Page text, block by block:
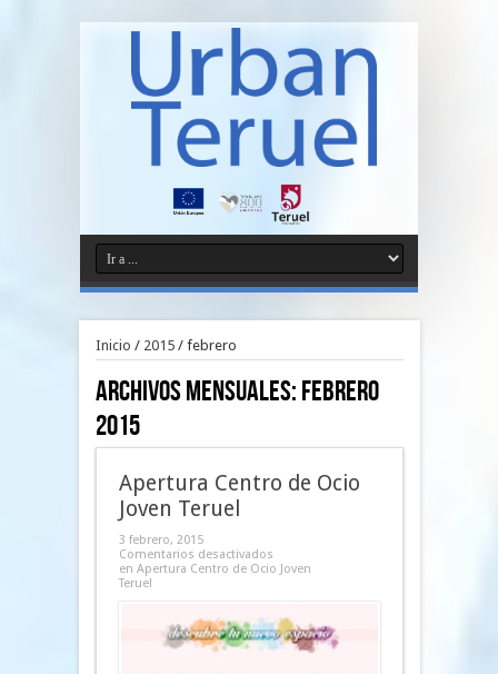
Inicio / 2015/ febrero
Archivos Mensuales:febrero
2015
Apertura Centro de Ocio
Joven Teruel
3 febrero, 2015
Comentarios desactivados
en Apertura Centro de Ocio Joven
Teruel